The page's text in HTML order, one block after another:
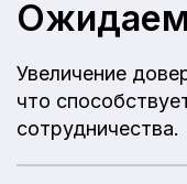
Увеличение
что
сотрудничества.